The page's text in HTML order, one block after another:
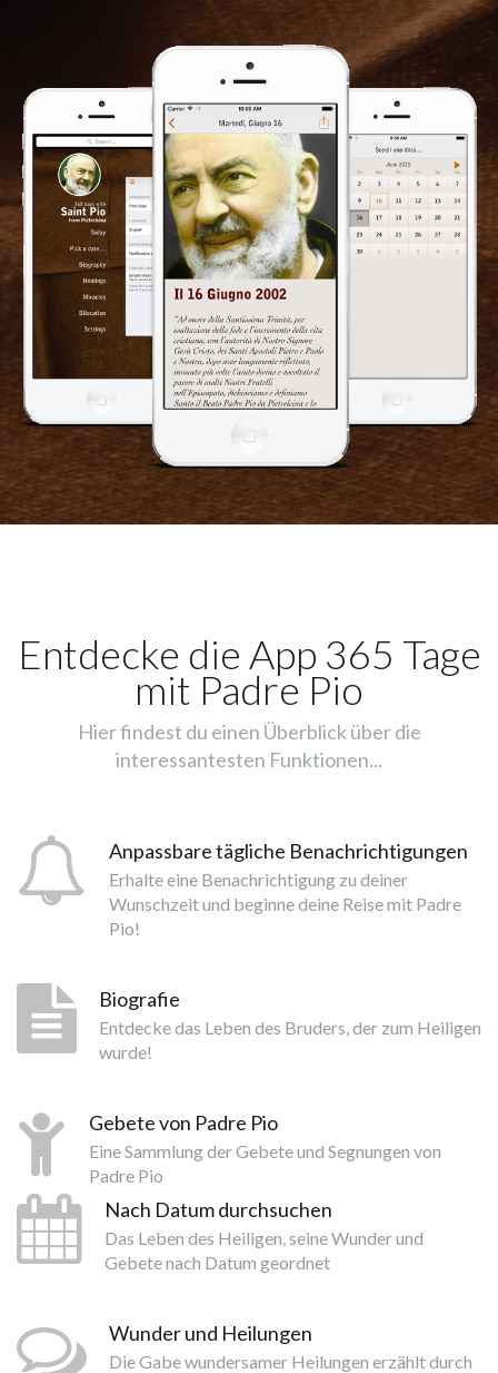
Entdecke die App 365 Tage
mit Padre Pio
Hier findest du einen Überblick über die
interessantesten Funktionen...
Anpassbare tägliche Benachrichtigungen
Erhalte eine Benachrichtigung zu deiner
Wunschzeit und beginne deine Reise mit Padre
Pio!
Biografie
Entdecke das Leben des Bruders, der zum Heiligen
wurde!
Gebete von Padre Pio
Eine Sammlung der Gebete und Segnungen von
Padre Pio
Nach Datum durchsuchen
Das Leben des Heiligen, seine Wunder und
Gebete nach Datum geordnet
Wunder und Heilungen
Die Gabe wundersamer Heilungen erzählt durch